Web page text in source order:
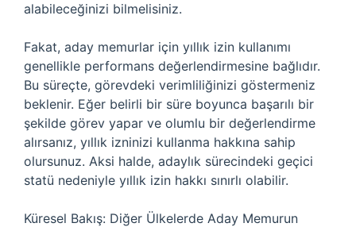
alabileceğinizi bilmelisiniz.
Fakat, aday memurlar için yıllık izin kullanımı
genellikle performans değerlendirmesine bağlıdır.
Bu süreçte, görevdeki verimliliğinizi göstermeniz
beklenir. Eğer belirli bir süre boyunca başarılı bir
şekilde görev yapar ve olumlu bir değerlendirme
alırsanız, yıllık izninizi kullanma hakkına sahip
olursunuz. Aksi halde, adaylık sürecindeki geçici
statü nedeniyle yıllık izin hakkı sınırlı olabilir.
Küresel Bakış: Diğer Ülkelerde Aday Memurun